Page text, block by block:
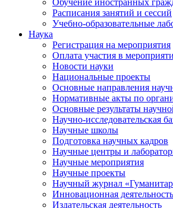
Обучение иностранных
Расписания занятий и сессий
Учебно-образовательные
Наука
Регистрация на мероприятия
Оплата участия в
Новости науки
Национальные проекты
Основные направления
Нормативные акты по
Основные результаты
Научно-исследовательская
Научные школы
Подготовка научных кадров
Научные центры и
Научные мероприятия
Научные проекты
Научный журнал «
Инновационная деятельность
Издательская деятельность